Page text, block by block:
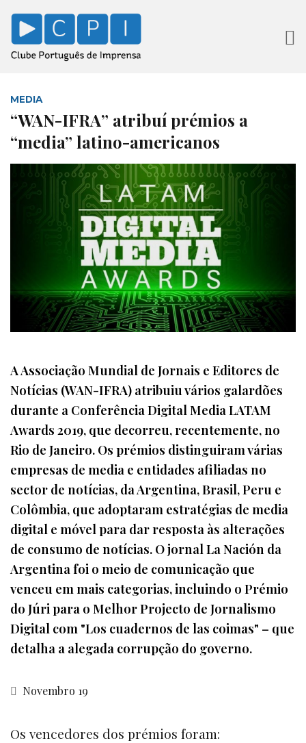
MEDIA
“WAN-IFRA” atribuí prémios a
“media” latino-americanos
A Associação Mundial de Jornais e Editores de
Notícias (WAN-IFRA) atribuiu vários galardões
durante a Conferência Digital Media LATAM
Awards 2019, que decorreu, recentemente, no
Rio de Janeiro. Os prémios distinguiram várias
empresas de media e entidades afiliadas no
sector de notícias, da Argentina, Brasil, Peru e
Colômbia, que adoptaram estratégias de media
digital e móvel para dar resposta às alterações
de consumo de notícias. O jornal La Nación da
Argentina foi o meio de comunicação que
venceu em mais categorias, incluindo o Prémio
do Júri para o Melhor Projecto de Jornalismo
Digital com "Los cuadernos de las coimas" – que
detalha a alegada corrupção do governo.
Novembro 19
Os vencedores dos prémios foram: